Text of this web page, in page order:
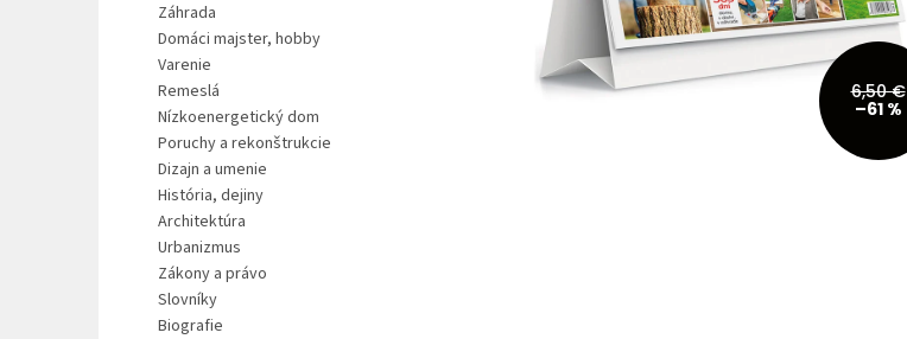
Záhrada
Domáci majster, hobby
Varenie
Remeslá
Nízkoenergetický dom
Poruchy a rekonštrukcie
Dizajn a umenie
História, dejiny
Architektúra
Urbanizmus
Zákony a právo
Slovníky
Biografie
6,50 €
–61 %